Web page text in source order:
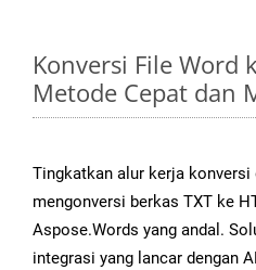
Konversi File Word
Metode Cepat dan
Tingkatkan alur kerja konversi
mengonversi berkas TXT ke
Aspose.Words yang andal.
integrasi yang lancar dengan